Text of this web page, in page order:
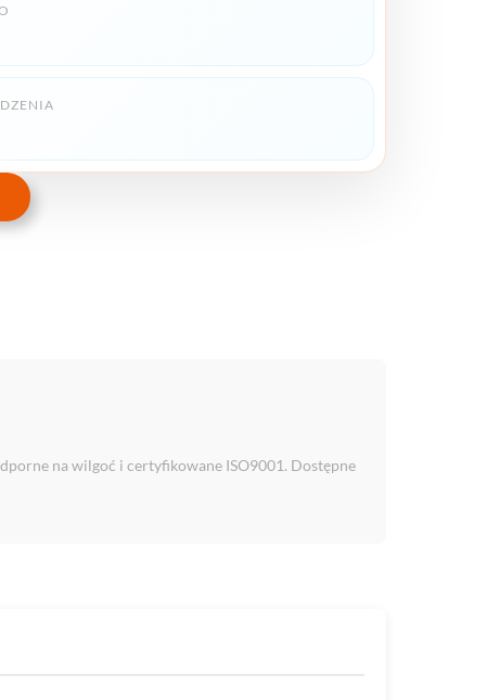
na wilgoć i certyfikowane ISO9001. Dostępne